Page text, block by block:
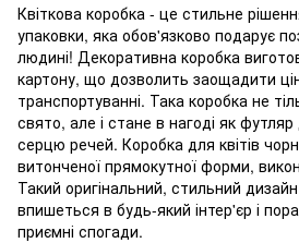
Квіткова коробка - це стильне
упаковки, яка обов'язково подарує
людині! Декоративна коробка
картону, що дозволить заощадити
транспортуванні. Така коробка не
свято, але і стане в нагоді як
серцю речей. Коробка для квітів
витонченої прямокутної форми,
Такий оригінальний, стильний
впишеться в будь-який інтер'єр і
приємні спогади.